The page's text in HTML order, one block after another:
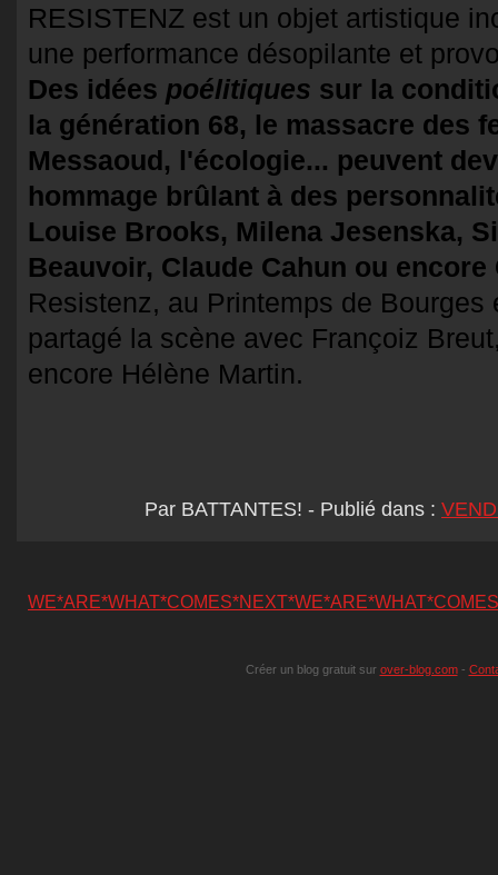
RESISTENZ est un objet artistique
une performance désopilante et
Des idées poélitiques sur la
la génération 68, le massacre des
Messaoud, l'écologie... peuvent
hommage brûlant à des
Louise Brooks, Milena Jesenska,
Beauvoir, Claude Cahun ou
Resistenz, au Printemps de Bourges
partagé la scène avec Françoiz
encore Hélène Martin.
Par BATTANTES! - Publié dans :
Créer un blog gratuit sur over-blog.com-